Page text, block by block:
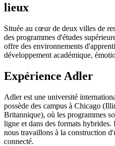
lieux
Située au cœur de deux villes de
des programmes d'études
offre des environnements
développement académique,
Expérience Adler
Adler est une université
possède des campus à Chicago
Britannique), où les programmes
ligne et dans des formats
nous travaillons à la construction
connecté.